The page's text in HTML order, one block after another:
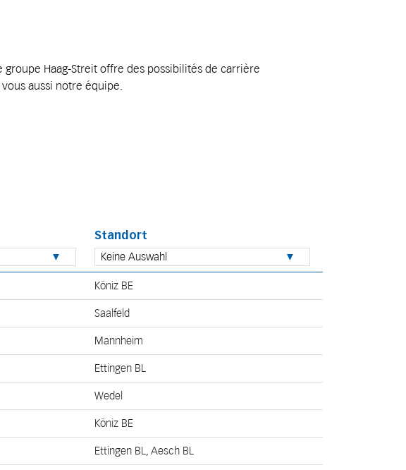
Haag-Streit offre des possibilités de carrière
aussi notre équipe.
Standort
Keine Auswahl
Keine Auswahl
Mannheim
Wedel
Saalfeld
Köniz BE
Ettingen BL
Aesch BL
Köniz BE
Saalfeld
Mannheim
Ettingen BL
Wedel
Köniz BE
Ettingen BL, Aesch BL